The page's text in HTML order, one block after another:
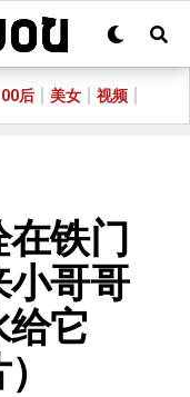
00后 美女 视频
铁门
哥哥
它